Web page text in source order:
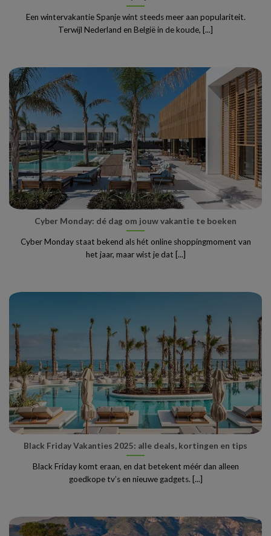
Een wintervakantie Spanje wint steeds meer aan populariteit.
Terwijl Nederland en België in de koude, [...]
Cyber Monday: dé dag om jouw vakantie te boeken
Cyber Monday staat bekend als hét online shoppingmoment van
het jaar, maar wist je dat [...]
Black Friday Vakanties 2025: alle deals, kortingen en tips
Black Friday komt eraan, en dat betekent méér dan alleen
goedkope tv’s en nieuwe gadgets. [...]